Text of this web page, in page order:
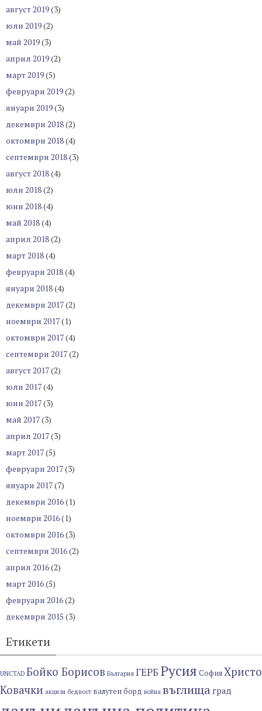
август 2019(3)
юли 2019(2)
май 2019(3)
април 2019(2)
март 2019(5)
февруари 2019(2)
януари 2019(3)
декември 2018(2)
октомври 2018(4)
септември 2018(3)
август 2018(4)
юли 2018(2)
юни 2018(4)
май 2018(4)
април 2018(2)
март 2018(4)
февруари 2018(4)
януари 2018(4)
декември 2017(2)
ноември 2017(1)
октомври 2017(4)
септември 2017(2)
август 2017(2)
юли 2017(4)
юни 2017(3)
май 2017(3)
април 2017(3)
март 2017(5)
февруари 2017(3)
януари 2017(7)
декември 2016(1)
ноември 2016(1)
октомври 2016(3)
септември 2016(2)
април 2016(2)
март 2016(5)
февруари 2016(2)
декември 2015 (3)
Етикети
UNCTAD Бойко Борисов България ГЕРБ Русия СофияХристо
Ковачки акцизи бедност валутен борд война въглищаград